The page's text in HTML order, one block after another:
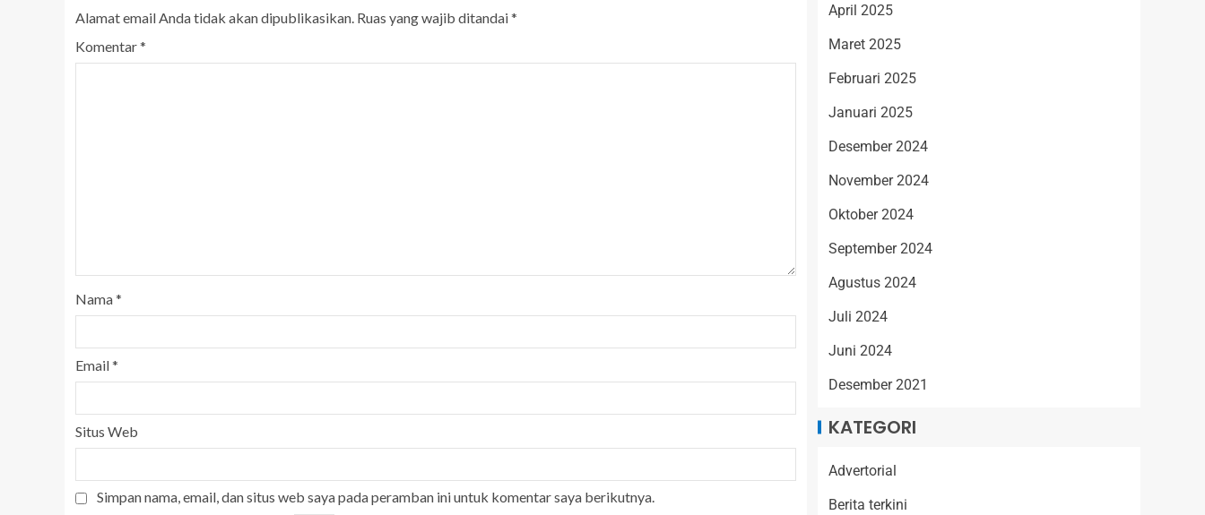
Alamat email Anda tidak akan dipublikasikan. Ruas yang wajib ditandai*
Komentar*
Nama*
Email*
Situs Web
Simpan nama, email, dan situs web saya pada peramban ini untuk komentar saya berikutnya.
April 2025
Maret 2025
Februari 2025
Januari 2025
Desember 2024
November 2024
Oktober 2024
September 2024
Agustus 2024
Juli 2024
Juni 2024
Desember 2021
KATEGORI
Advertorial
Berita terkini